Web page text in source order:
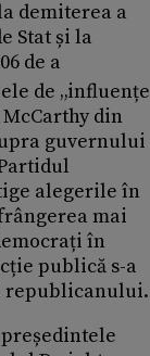
demiterea a
Stat și la
de a
de „influențe
din
guvernului
alegerile în
mai
în
publică s-a
republicanului.